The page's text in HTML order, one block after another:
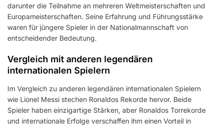
darunter die Teilnahme an mehreren Weltmeisterschaften und
Europameisterschaften. Seine Erfahrung und Führungsstärke
waren für jüngere Spieler in der Nationalmannschaft von
entscheidender Bedeutung.
Vergleich mit anderen legendären
internationalen Spielern
Im Vergleich zu anderen legendären internationalen Spielern
wie Lionel Messi stechen Ronaldos Rekorde hervor. Beide
Spieler haben einzigartige Stärken, aber Ronaldos Torrekorde
und internationale Erfolge verschaffen ihm einen Vorteil in